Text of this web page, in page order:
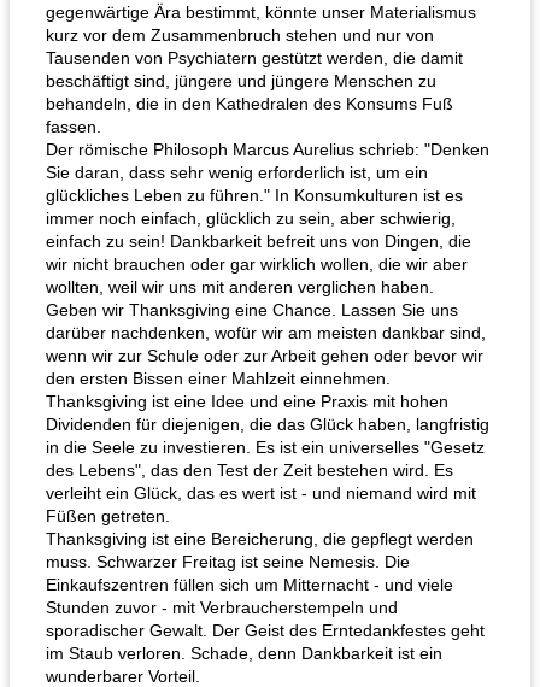
gegenwärtige Ära bestimmt, könnte unser Materialismus
kurz vor dem Zusammenbruch stehen und nur von
Tausenden von Psychiatern gestützt werden, die damit
beschäftigt sind, jüngere und jüngere Menschen zu
behandeln, die in den Kathedralen des Konsums Fuß
fassen.
Der römische Philosoph Marcus Aurelius schrieb: "Denken
Sie daran, dass sehr wenig erforderlich ist, um ein
glückliches Leben zu führen." In Konsumkulturen ist es
immer noch einfach, glücklich zu sein, aber schwierig,
einfach zu sein! Dankbarkeit befreit uns von Dingen, die
wir nicht brauchen oder gar wirklich wollen, die wir aber
wollten, weil wir uns mit anderen verglichen haben.
Geben wir Thanksgiving eine Chance. Lassen Sie uns
darüber nachdenken, wofür wir am meisten dankbar sind,
wenn wir zur Schule oder zur Arbeit gehen oder bevor wir
den ersten Bissen einer Mahlzeit einnehmen.
Thanksgiving ist eine Idee und eine Praxis mit hohen
Dividenden für diejenigen, die das Glück haben, langfristig
in die Seele zu investieren. Es ist ein universelles "Gesetz
des Lebens", das den Test der Zeit bestehen wird. Es
verleiht ein Glück, das es wert ist - und niemand wird mit
Füßen getreten.
Thanksgiving ist eine Bereicherung, die gepflegt werden
muss. Schwarzer Freitag ist seine Nemesis. Die
Einkaufszentren füllen sich um Mitternacht - und viele
Stunden zuvor - mit Verbraucherstempeln und
sporadischer Gewalt. Der Geist des Erntedankfestes geht
im Staub verloren. Schade, denn Dankbarkeit ist ein
wunderbarer Vorteil.